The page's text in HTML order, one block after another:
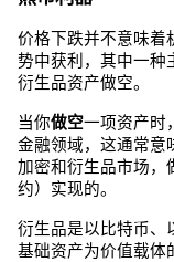
价格下跌并不意味着
势中获利，其中一种
衍生品资产做空。
当你做空一项资产时
金融领域，这通常意
加密和衍生品市场，
约）实现的。
衍生品是以比特币、
基础资产为价值载体